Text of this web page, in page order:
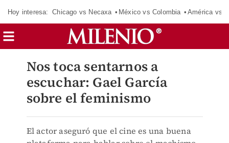
Hoy interesa: Chicago vs Necaxa México vs Colombia América vs
Nos toca sentarnos a
escuchar: Gael García
sobre el feminismo
El actor aseguró que el cine es una buena